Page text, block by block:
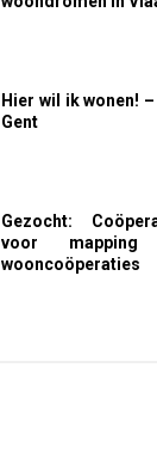
Hier wil ik wonen!
Gent
Gezocht:
voor mapping
wooncoöperaties